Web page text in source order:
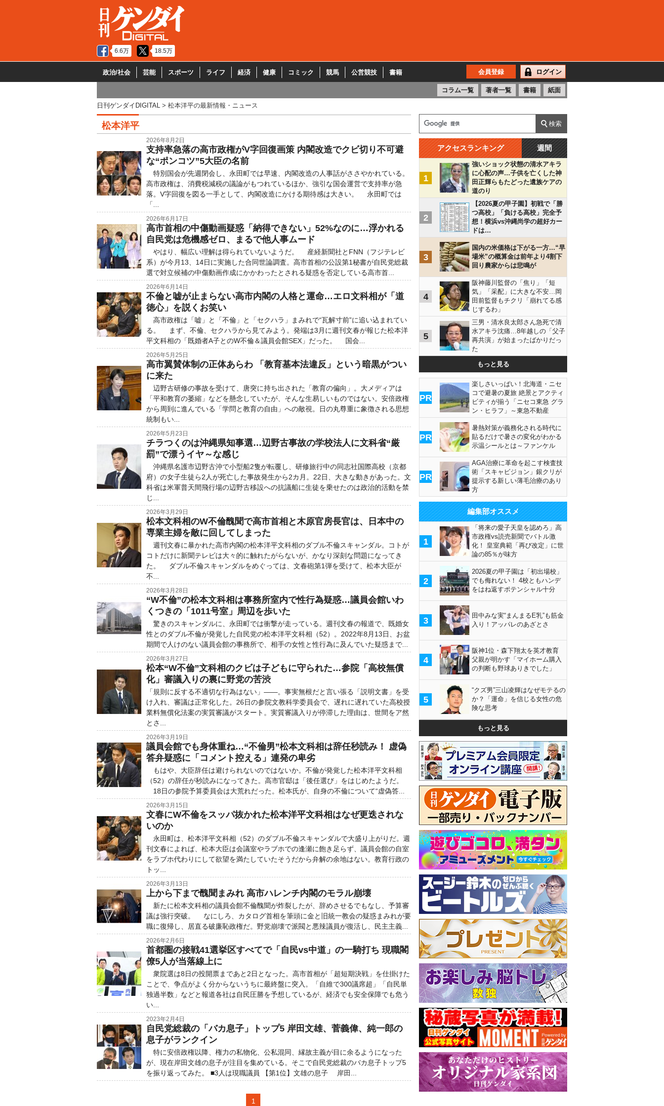
6.6万 18.5万
政治/社会 芸能 スポーツ ライフ 経済 健康 コミック 競馬 公営競技 書籍 会員登録 ログイン
コラム一覧 著者一覧 書籍 紙面
日刊ゲンダイDIGITAL 松本洋平の最新情報・ニュース
松本洋平
2026年8月2日
支持率急落の高市政権がV字回復画策 内閣改造でクビ切り不可避
な“ポンコツ”5大臣の名前
特別国会が先週閉会し、永田町では早速、内閣改造の人事話がささやかれている。
高市政権は、消費税減税の議論がもつれているほか、強引な国会運営で支持率が急
落。V字回復を図る一手として、内閣改造にかける期待感は大きい。 永田町では
「...
2026年6月17日
高市首相の中傷動画疑惑「納得できない」52%なのに…浮かれる
自民党は危機感ゼロ、まるで他人事ムード
やはり、幅広い理解は得られていないようだ。 産経新聞社とFNN（フジテレビ
系）が今月13、14日に実施した合同世論調査。高市首相の公設第1秘書が自民党総裁
選で対立候補の中傷動画作成にかかわったとされる疑惑を否定している高市首...
2026年6月14日
不倫と嘘が止まらない高市内閣の人格と運命…エロ文科相が「道
徳心」を説くお笑い
高市政権は「嘘」と「不倫」と「セクハラ」まみれで“瓦解寸前”に追い込まれてい
る。 まず、不倫、セクハラから見てみよう。発端は3月に週刊文春が報じた松本洋
平文科相の「既婚者A子とのW不倫＆議員会館SEX」だった。 国会...
2026年5月25日
高市翼賛体制の正体あらわ 「教育基本法違反」という暗黒がつい
に来た
辺野古研修の事故を受けて、唐突に持ち出された「教育の偏向」。大メディアは
「平和教育の萎縮」などを懸念していたが、そんな生易しいものではない。安倍政権
から周到に進んでいる「学問と教育の自由」への敵視。日の丸尊重に象徴される思想
統制もい...
2026年5月23日
チラつくのは沖縄県知事選…辺野古事故の学校法人に文科省“厳
罰”で漂うイヤ～な感じ
沖縄県名護市辺野古沖で小型船2隻が転覆し、研修旅行中の同志社国際高校（京都
府）の女子生徒ら2人が死亡した事故発生から2カ月。22日、大きな動きがあった。文
科省は米軍普天間飛行場の辺野古移設への抗議船に生徒を乗せたのは政治的活動を禁
じ...
2026年3月29日
松本文科相のW不倫醜聞で高市首相と木原官房長官は、日本中の
専業主婦を敵に回してしまった
週刊文春に暴かれた高市内閣の松本洋平文科相のダブル不倫スキャンダル。コトが
コトだけに新聞テレビは大々的に触れたがらないが、かなり深刻な問題になってき
た。 ダブル不倫スキャンダルをめぐっては、文春砲第1弾を受けて、松本大臣が
不...
2026年3月28日
“W不倫”の松本文科相は事務所室内で性行為疑惑…議員会館いわ
くつきの「1011号室」周辺を歩いた
驚きのスキャンダルに、永田町では衝撃が走っている。週刊文春の報道で、既婚女
性とのダブル不倫が発覚した自民党の松本洋平文科相（52）。2022年8月13日、お盆
期間で人けのない議員会館の事務所で、相手の女性と性行為に及んでいた疑惑まで...
2026年3月27日
松本“W不倫”文科相のクビは子どもに守られた…参院「高校無償
化」審議入りの裏に野党の苦渋
「規則に反する不適切な行為はない」――。事実無根だと言い張る「説明文書」を受
け入れ、審議は正常化した。26日の参院文教科学委員会で、遅れに遅れていた高校授
業料無償化法案の実質審議がスタート。実質審議入りが停滞した理由は、世間をア然
とさ...
2026年3月19日
議員会館でも身体重ね…“不倫男”松本文科相は辞任秒読み！ 虚偽
答弁疑惑に「コメント控える」連発の卑劣
もはや、大臣辞任は避けられないのではないか。不倫が発覚した松本洋平文科相
（52）の辞任が秒読みになってきた。高市官邸は「後任選び」をはじめたようだ。
18日の参院予算委員会は大荒れだった。松本氏が、自身の不倫について“虚偽答...
2026年3月15日
文春にW不倫をスッパ抜かれた松本洋平文科相はなぜ更迭されな
いのか
永田町は、松本洋平文科相（52）のダブル不倫スキャンダルで大盛り上がりだ。週
刊文春によれば、松本大臣は会議室やラブホでの逢瀬に飽き足らず、議員会館の自室
をラブホ代わりにして欲望を満たしていたそうだから弁解の余地はない。教育行政の
トッ...
2026年3月13日
上から下まで醜聞まみれ 高市ハレンチ内閣のモラル崩壊
新たに松本文科相の議員会館不倫醜聞が炸裂したが、辞めさせるでもなし、予算審
議は強行突破。 なにしろ、カタログ首相を筆頭に金と旧統一教会の疑惑まみれが要
職に復帰し、居直る破廉恥政権だ。野党崩壊で派閥と悪辣議員が復活し、民主主義...
2026年2月6日
首都圏の接戦41選挙区すべてで「自民vs中道」の一騎打ち 現職閣
僚5人が当落線上に
衆院選は8日の投開票まであと2日となった。高市首相が「超短期決戦」を仕掛けた
ことで、争点がよく分からないうちに最終盤に突入。「自維で300議席超」「自民単
独過半数」などと報道各社は自民圧勝を予想しているが、経済でも安全保障でも危う
い...
2023年2月4日
自民党総裁の「バカ息子」トップ5 岸田文雄、菅義偉、純一郎の
息子がランクイン
特に安倍政権以降、権力の私物化、公私混同、縁故主義が目に余るようになった
が、現在岸田文雄の息子が注目を集めている。そこで自民党総裁のバカ息子トップ5
を振り返ってみた。 ■3人は現職議員 【第1位】文雄の息子 岸田...
1
アクセスランキング 週間
1
強いショック状態の清水アキラ
に心配の声…子供を亡くした神
田正輝らもたどった遺族ケアの
道のり
2
【2026夏の甲子園】初戦で「勝
つ高校」「負ける高校」完全予
想！横浜vs沖縄尚学の超好カー
ドは…
3
国内の米価格は下がる一方…“早
場米”の概算金は前年より4割下
回り農家からは悲鳴が
4
阪神藤川監督の「焦り」「短
気」「采配」に大きな不安…岡
田前監督もチクリ「崩れてる感
じするわ」
5
三男・清水良太郎さん急死で清
水アキラ沈痛…8年越しの「父子
再共演」が始まったばかりだっ
た
もっと見る
PR
楽しさいっぱい！北海道・ニセ
コで避暑の夏旅 絶景とアクティ
ビティが揃う「ニセコ東急 グラ
ン・ヒラフ」～東急不動産
PR
暑熱対策が義務化される時代に
貼るだけで暑さの変化がわかる
示温シールとは～ファンケル
PR
AGA治療に革命を起こす検査技
術「スキャビジョン」銀クリが
提示する新しい薄毛治療のあり
方
編集部オススメ
1
「将来の愛子天皇を認めろ」高
市政権vs読売新聞でバトル激
化！ 皇室典範「再び改定」に世
論の85％が味方
2
2026夏の甲子園は「初出場校」
でも侮れない！ 4校ともハンデ
をはね返すポテンシャル十分
3
田中みな実“まんまるE乳”も筋金
入り！アッパレのあざとさ
4
阪神1位・森下翔太を英才教育
父親が明かす「マイホーム購入
の判断も野球ありきでした」
5
“クズ男”三山凌輝はなぜモテるの
か？「運命」を信じる女性の危
険な思考
もっと見る